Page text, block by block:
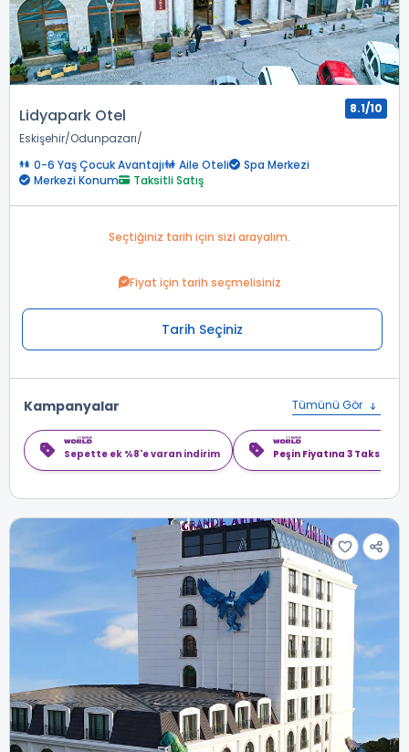
Lidyapark Otel
Eskişehir Odunpazarı
8.1/10
0-6 Yaş Çocuk Avantajı Aile Oteli
Spa Merkezi
Merkezi Konum
Taksitli Satış
Seçtiğiniz tarih için sizi arayalım.
Fiyat için tarih seçmelisiniz
Tarih Seçiniz
Kampanyalar Tümünü Gör
Sepette ek %8'e varan indirim Peşin Fiyatına 3 Taksit